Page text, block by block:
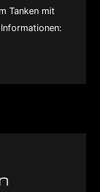
Tanken mit